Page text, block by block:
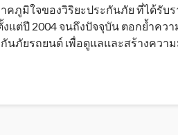
ภูมิใจของวิริยะประกันภัย ที่ได้รับรา
ตั้งแต่ปี 2004 จนถึงปัจจุบัน ตอกย้ำค
นภัยรถยนต์ เพื่อดูแลและสร้างควา